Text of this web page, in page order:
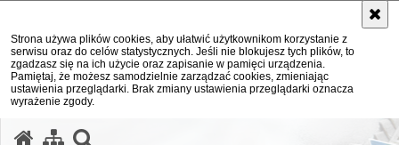
Strona używa plików cookies, aby ułatwić użytkownikom korzystanie z
serwisu oraz do celów statystycznych. Jeśli nie blokujesz tych plików, to
zgadzasz się na ich użycie oraz zapisanie w pamięci urządzenia.
Pamiętaj, że możesz samodzielnie zarządzać cookies, zmieniając
ustawienia przeglądarki. Brak zmiany ustawienia przeglądarki oznacza
wyrażenie zgody.